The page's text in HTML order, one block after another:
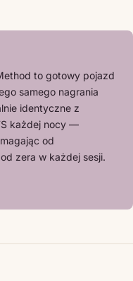
to gotowy pojazd
samego nagrania
identyczne z
każdej nocy —
od
zera w każdej sesji.